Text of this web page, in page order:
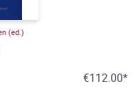
(ed.)
€112.00*